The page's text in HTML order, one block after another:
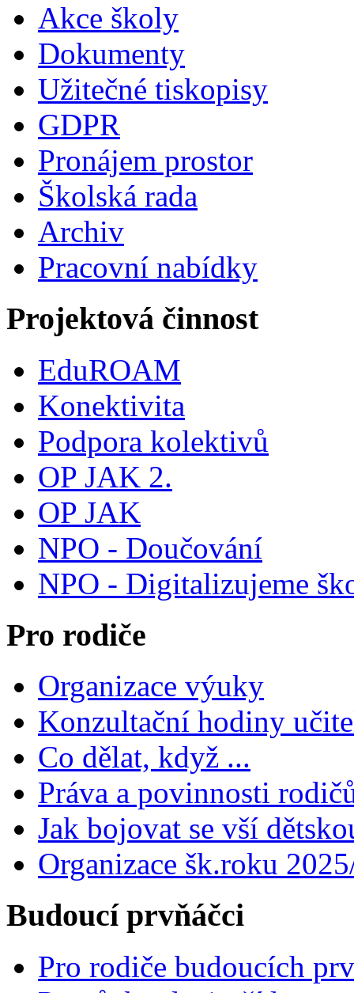
Akce školy
Dokumenty
Užitečné tiskopisy
GDPR
Pronájem prostor
Školská rada
Archiv
Pracovní nabídky
Projektová činnost
EduROAM
Konektivita
Podpora kolektivů
OP JAK 2.
OP JAK
NPO - Doučování
NPO - Digitalizujeme
Pro rodiče
Organizace výuky
Konzultační hodiny
Co dělat, když ...
Práva a povinnosti
Jak bojovat se vší
Organizace šk.roku
Budoucí prvňáčci
Pro rodiče budoucích